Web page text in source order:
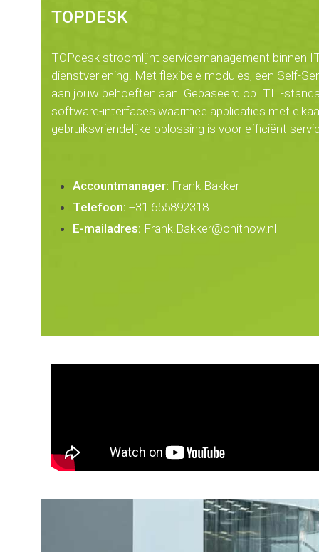
TOPDESK
TOPdesk stroomlijnt servicemanagement binnen
dienstverlening. Met flexibele modules, een Self-
aan jouw behoeften aan. Gebaseerd op ITIL-
software-interfaces waarmee applicaties met
gebruiksvriendelijke oplossing is voor efficiënt
Accountmanager: Frank Bakker
Telefoon: +31 655892318
E-mailadres: Frank.Bakker@onitnow.nl